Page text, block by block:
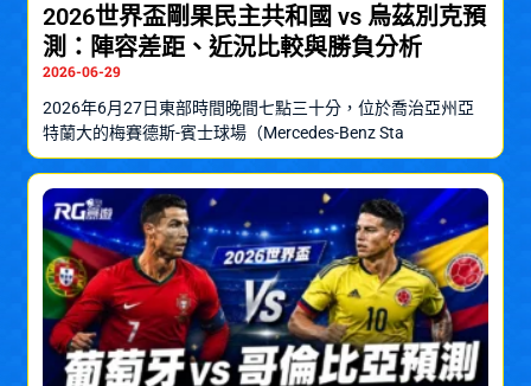
2026世界盃剛果民主共和國 vs 烏茲別克預
測：陣容差距、近況比較與勝負分析
2026-06-29
2026年6月27日東部時間晚間七點三十分，位於喬治亞州亞
特蘭大的梅賽德斯-賓士球場（Mercedes-Benz Sta